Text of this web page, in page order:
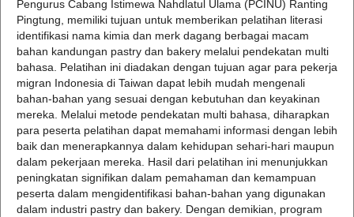
Pengurus Cabang Istimewa Nahdlatul Ulama (PCINU) Ranting
Pingtung, memiliki tujuan untuk memberikan pelatihan literasi
identifikasi nama kimia dan merk dagang berbagai macam
bahan kandungan pastry dan bakery melalui pendekatan multi
bahasa. Pelatihan ini diadakan dengan tujuan agar para pekerja
migran Indonesia di Taiwan dapat lebih mudah mengenali
bahan-bahan yang sesuai dengan kebutuhan dan keyakinan
mereka. Melalui metode pendekatan multi bahasa, diharapkan
para peserta pelatihan dapat memahami informasi dengan lebih
baik dan menerapkannya dalam kehidupan sehari-hari maupun
dalam pekerjaan mereka. Hasil dari pelatihan ini menunjukkan
peningkatan signifikan dalam pemahaman dan kemampuan
peserta dalam mengidentifikasi bahan-bahan yang digunakan
dalam industri pastry dan bakery. Dengan demikian, program